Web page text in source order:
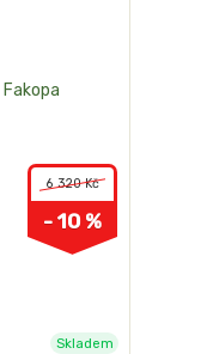
6 320 Kč
- 10 %
Skladem